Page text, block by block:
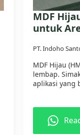
MDF
untuk
PT. Indoho
MDF Hijau
lembap.
aplikasi yang